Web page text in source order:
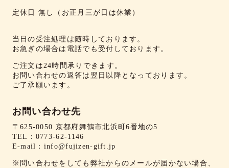
定休日 無し（お正月三が日は休業）
当日の受注処理は随時しております。
お急ぎの場合は電話でも受付しております。
ご注文は24時間承りできます。
お問い合わせの返答は翌日以降となっております。
ご了承願います。
お問い合わせ先
〒625-0050 京都府舞鶴市北浜町6番地の5
TEL： 0773-62-1146
E-mail： info@fujizen-gift.jp
※問い合わせをしても弊社からのメールが届かない場合、